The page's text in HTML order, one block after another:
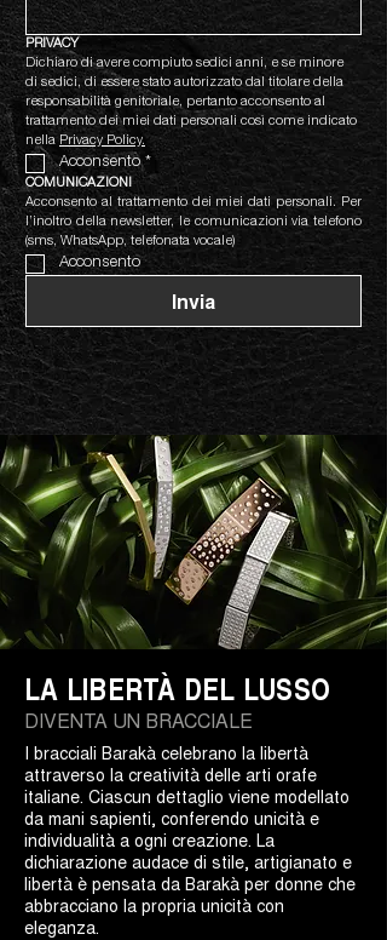
PRIVACY
Dichiaro di avere compiuto sedici anni, e se minore
di sedici, di essere stato autorizzato dal titolare della
responsabilità genitoriale, pertanto acconsento al
trattamento dei miei dati personali così come indicato
nella Privacy Policy.
Acconsento *
COMUNICAZIONI
Acconsento al trattamento dei miei dati personali. Per
l’inoltro della newsletter, le comunicazioni via telefono
(sms, WhatsApp, telefonata vocale)
Acconsento
Invia
LA LIBERTÀ DEL LUSSO
DIVENTA UN BRACCIALE
I bracciali Barakà celebrano la libertà
attraverso la creatività delle arti orafe
italiane. Ciascun dettaglio viene modellato
da mani sapienti, conferendo unicità e
individualità a ogni creazione. La
dichiarazione audace di stile, artigianato e
libertà è pensata da Barakà per donne che
abbracciano la propria unicità con
eleganza.